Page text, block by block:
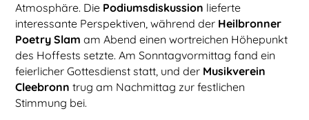
Atmosphäre. Die Podiumsdiskussion lieferte
interessante Perspektiven, während der Heilbronner
Poetry Slam am Abend einen wortreichen Höhepunkt
des Hoffests setzte. Am Sonntagvormittag fand ein
feierlicher Gottesdienst statt, und der Musikverein
Cleebronn trug am Nachmittag zur festlichen
Stimmung bei.